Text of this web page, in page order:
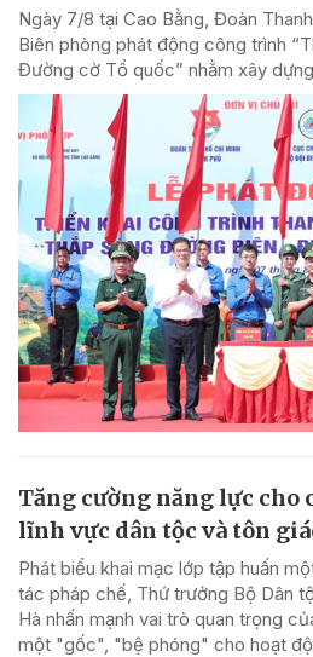
Ngày 7/8 tại Cao Bằng, Đoàn
Biên phòng phát động công trình
Đường cờ Tổ quốc” nhằm xây
Tăng cường năng lực cho
lĩnh vực dân tộc và tôn
Phát biểu khai mạc lớp tập huấn
tác pháp chế, Thứ trưởng Bộ Dân
Hà nhấn mạnh vai trò quan trọng
một "gốc", "bệ phóng" cho hoạt